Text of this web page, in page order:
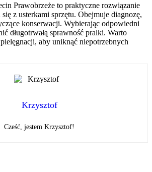
Prawobrzeże to praktyczne rozwiązanie
z usterkami sprzętu. Obejmuje diagnozę,
konserwacji. Wybierając odpowiedni
długotrwałą sprawność pralki. Warto
aby uniknąć niepotrzebnych
Krzysztof
Cześć, jestem Krzysztof!